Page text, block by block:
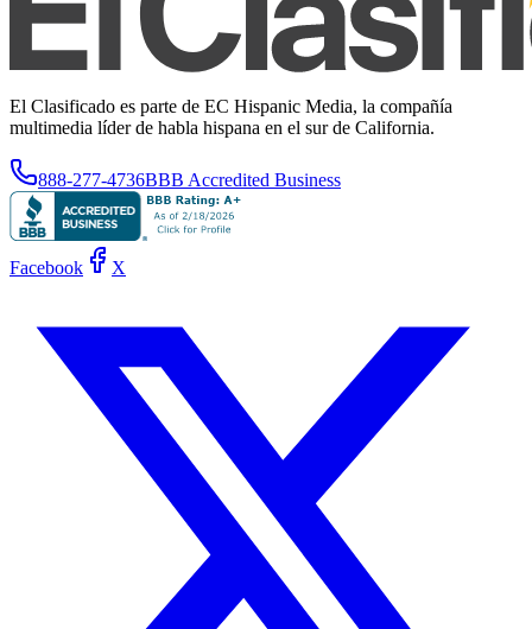
El Clasificado es parte de EC Hispanic Media, la compañía
multimedia líder de habla hispana en el sur de California.
888-277-4736BBB Accredited Business
Facebook X